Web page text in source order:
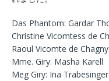
Das Phantom: Gardar
Christine Vicomtess de
Raoul Vicomte de
Mme. Giry: Masha Karell
Meg Giry: Ina Trabesinger